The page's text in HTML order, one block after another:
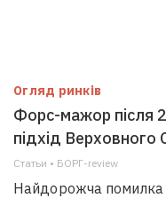
Огляд ринків
Форс-мажор після
підхід Верховного
Статьи • БОРГ-review
Найдорожча